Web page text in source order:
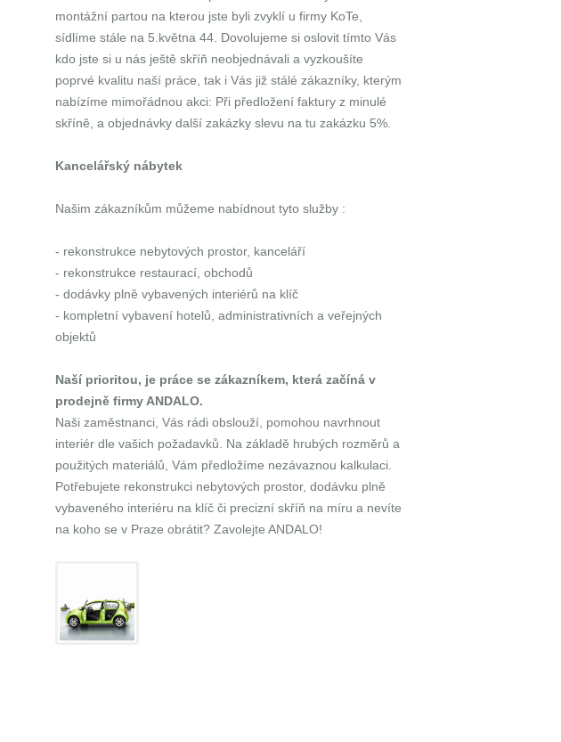
montážní partou na kterou jste byli zvyklí u firmy KoTe,
sídlíme stále na 5.května 44. Dovolujeme si oslovit tímto Vás
kdo jste si u nás ještě skříň neobjednávali a vyzkoušíte
poprvé kvalitu naší práce, tak i Vás již stálé zákazníky, kterým
nabízíme mimořádnou akci: Při předložení faktury z minulé
skříně, a objednávky další zakázky slevu na tu zakázku 5%.
Kancelářský nábytek
Našim zákazníkům můžeme nabídnout tyto služby :
- rekonstrukce nebytových prostor, kanceláří
- rekonstrukce restaurací, obchodů
- dodávky plně vybavených interiérů na klíč
- kompletní vybavení hotelů, administrativních a veřejných
objektů
Naší prioritou, je práce se zákazníkem, která začíná v
prodejně firmy ANDALO.
Naši zaměstnanci, Vás rádi obslouží, pomohou navrhnout
interiér dle vašich požadavků. Na základě hrubých rozměrů a
použitých materiálů, Vám předložíme nezávaznou kalkulaci.
Potřebujete rekonstrukci nebytových prostor, dodávku plně
vybaveného interiéru na klíč či precizní skříň na míru a nevíte
na koho se v Praze obrátit? Zavolejte ANDALO!